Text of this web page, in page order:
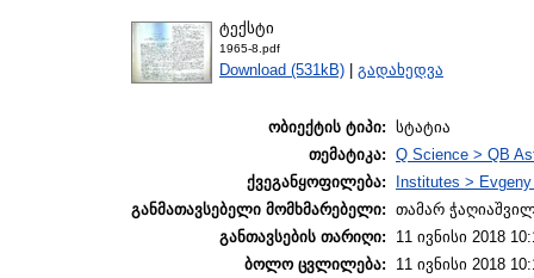
ტექსტი
1965-8.pdf
Download (531kB) | გადახედვა
ობიექტის ტიპი: სტატია
თემატიკა: Q Science > QB
ქვეგანყოფილება:
Institutes >
განმათავსებელი მომხმარებელი: თამარ
განთავსების თარიღი:
11 ივნისი 2018
ბოლო ცვლილება:
11 ივნისი 2018